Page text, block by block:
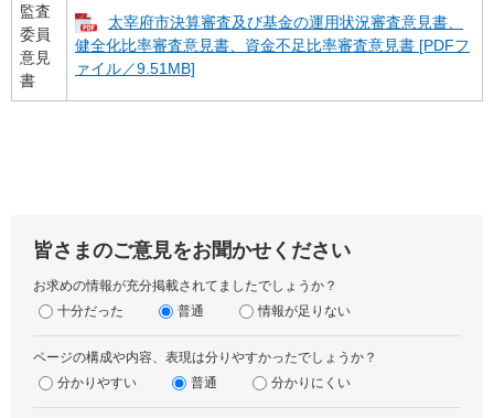
監査
委員
意見
書
太宰府市決算審査及び基金の運用状況審査意見書、
健全化比率審査意見書、資金不足比率審査意見書 [PDFフ
ァイル／9.51MB]
皆さまのご意見をお聞かせください
お求めの情報が充分掲載されてましたでしょうか？
十分だった
普通 情報が足りない
ページの構成や内容、表現は分りやすかったでしょうか？
分かりやすい
普通 分かりにくい